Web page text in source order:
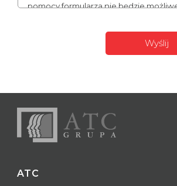
pomocy formularza nie będzie
dane mogą stanowić Twoje dane
wypadku administratorem Twoich
ATC